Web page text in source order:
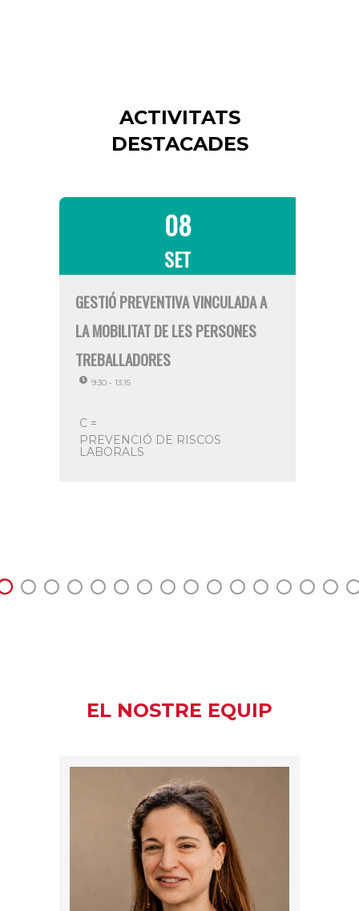
ACTIVITATS
DESTACADES
08
SET
GESTIÓ PREVENTIVA VINCULADA A
LA MOBILITAT DE LES PERSONES
TREBALLADORES
9:30 - 13:15
C =
PREVENCIÓ DE RISCOS
LABORALS
EL NOSTRE EQUIP